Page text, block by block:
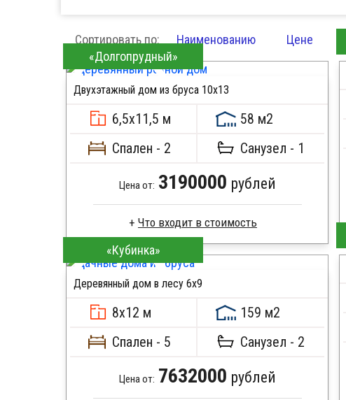
Сортировать по: Наименованию Цене
ПОДРОБНЕЕ
«Долгопрудный»
Двухэтажный дом из бруса 10х13
6,5х11,5 м
58 м2
Спален - 2
Санузел - 1
Цена от: 3190000 рублей
Брус естественной влажности
Стропила, балки 50х200 мм
Кровля металлочерепица
Метизы, саморезы, гвозди
Сборка на березовые нагеля, джут
Металлические сваи 108 диаметр
ПОДРОБНЕЕ
«Кубинка»
Деревянный дом в лесу 6x9
8х12 м
159 м2
Спален - 5
Санузел - 2
Цена от: 7632000 рублей